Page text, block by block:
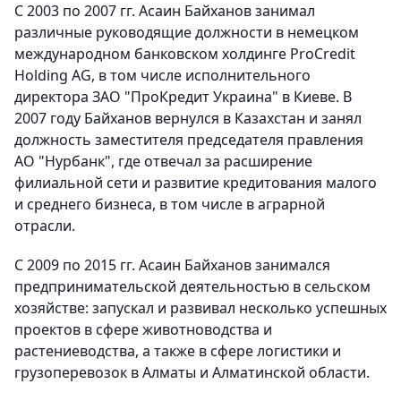
С 2003 по 2007 гг. Асаин Байханов занимал
различные руководящие должности в немецком
международном банковском холдинге ProCredit
Holding AG, в том числе исполнительного
директора ЗАО "ПроКредит Украина" в Киеве. В
2007 году Байханов вернулся в Казахстан и занял
должность заместителя председателя правления
АО "Нурбанк", где отвечал за расширение
филиальной сети и развитие кредитования малого
и среднего бизнеса, в том числе в аграрной
отрасли.
С 2009 по 2015 гг. Асаин Байханов занимался
предпринимательской деятельностью в сельском
хозяйстве: запускал и развивал несколько успешных
проектов в сфере животноводства и
растениеводства, а также в сфере логистики и
грузоперевозок в Алматы и Алматинской области.